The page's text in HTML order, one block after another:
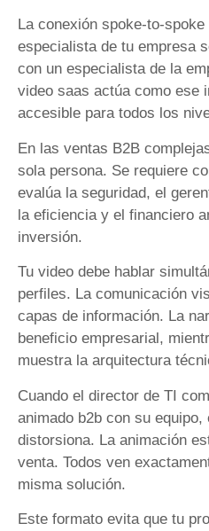
La conexión spoke-to-
especialista de tu empresa
con un especialista de la
video saas actúa como ese
accesible para todos los
En las ventas B2B
sola persona. Se requiere
evalúa la seguridad, el
la eficiencia y el financiero
inversión.
Tu video debe hablar
perfiles. La comunicación
capas de información. La
beneficio empresarial,
muestra la arquitectura
Cuando el director de TI
animado b2b con su
distorsiona. La animación
venta. Todos ven
misma solución.
Este formato evita que tu